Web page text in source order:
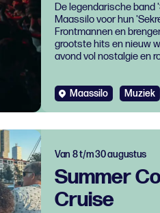
De legendarische band
Maassilo voor hun
Frontmannen en
grootste hits en nieuw
avond vol nostalgie en
Maassilo Muziek
Summer
Cruise
Van 8 t/m 30 augustus